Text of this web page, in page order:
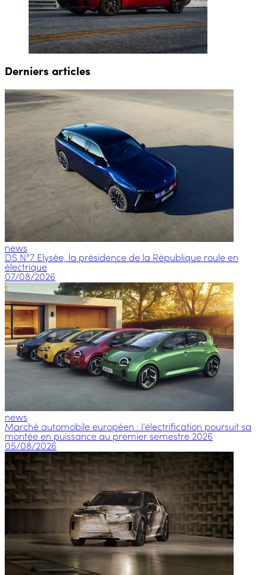
Derniers articles
news
DS N°7 Elysée, la présidence de la République roule en
électrique
07/08/2026
news
Marché automobile européen : l’électrification poursuit sa
montée en puissance au premier semestre 2026
05/08/2026